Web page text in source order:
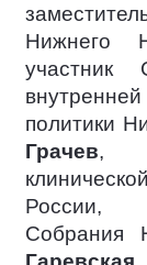
Нижнего
участник
политики
Грачев,
России,
Собрания